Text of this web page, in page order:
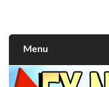
Menu